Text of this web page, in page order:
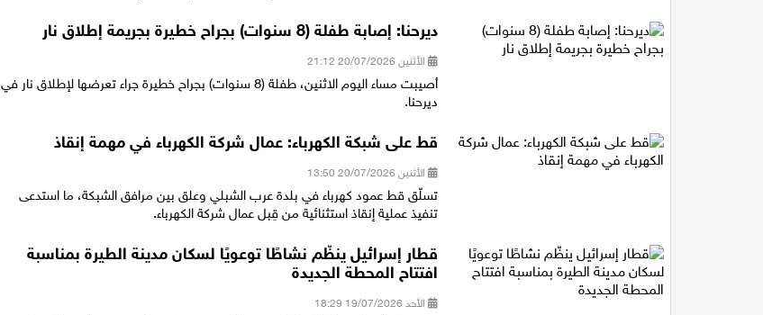
ديرحنا: إصابة طفلة (8 سنوات) بجراح خطيرة بجريمة إطلاق نار
الأثنين 20/07/2026 21:12
أصيبت مساء اليوم الاثنين، طفلة (8 سنوات) بجراح خطيرة جراء تعرضها لإطلاق نار في
ديرحنا.
قط على شبكة الكهرباء: عمال شركة الكهرباء في مهمة إنقاذ
الأثنين 20/07/2026 13:50
تسلّق قط عمود كهرباء في بلدة عرب الشبلي وعلق بين مرافق الشبكة، ما استدعى
تنفيذ عملية إنقاذ استثنائية من قِبل عمال شركة الكهرباء.
قطار إسرائيل ينظّم نشاطًا توعويًا لسكان مدينة الطيرة بمناسبة
افتتاح المحطة الجديدة
الأحد 19/07/2026 18:29